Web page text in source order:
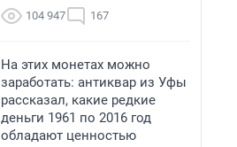
104 947 167
На этих монетах можно
заработать: антиквар из Уфы
рассказал, какие редкие
деньги 1961 по 2016 год
обладают ценностью